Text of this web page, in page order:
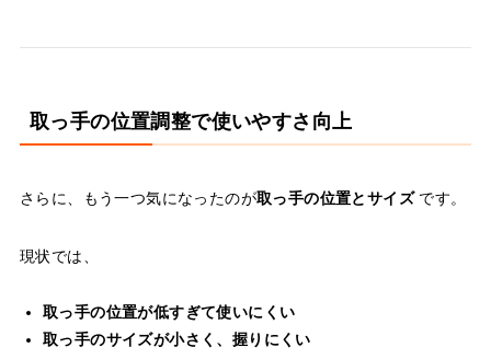
取っ手の位置調整で使いやすさ向上
さらに、もう一つ気になったのが取っ手の位置とサイズです。
現状では、
取っ手の位置が低すぎて使いにくい
取っ手のサイズが小さく、握りにくい